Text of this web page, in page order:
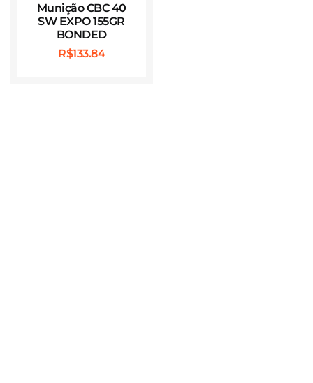
Munição CBC 40
SW EXPO 155GR
BONDED
R$133.84